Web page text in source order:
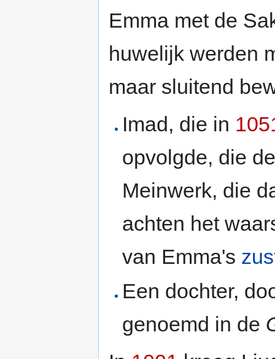
Emma met de
huwelijk werden
maar sluitend
Imad, die in
opvolgde, die
Meinwerk, die
achten het
van Emma's
Een dochter,
genoemd in de